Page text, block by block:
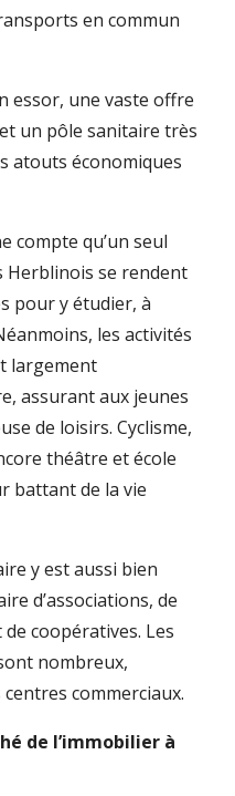
en commun
essor, une vaste offre
un pôle sanitaire très
atouts économiques
compte qu’un seul
Herblinois se rendent
pour y étudier, à
les activités
largement
assurant aux jeunes
de loisirs. Cyclisme,
théâtre et école
battant de la vie
y est aussi bien
d’associations, de
coopératives. Les
nombreux,
commerciaux.
de l’immobilier à